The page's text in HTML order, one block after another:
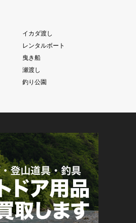
イカダ渡し
レンタルボート
曳き船
瀬渡し
釣り公園